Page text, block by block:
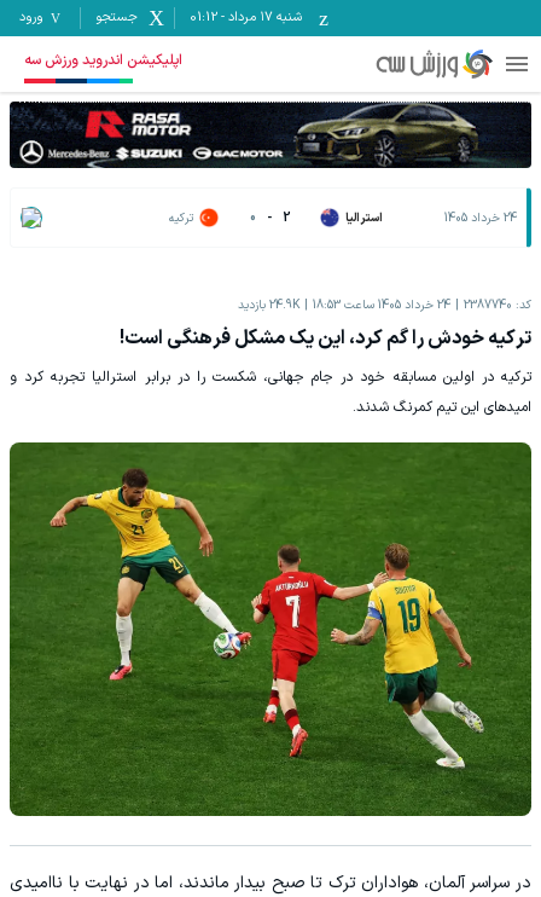
شنبه ۱۷ مرداد -
01:12 جستجو ورود
اپلیکیشن اندروید ورزش سه
24 خرداد 1405 استرالیا 2
-
0 ترکیه
کد: 2387740 24 خرداد 1405 ساعت 18:53 24.9K بازدید
ترکیه خودش را گم کرد، این یک مشکل فرهنگی است!
ترکیه در اولین مسابقه خود در جام جهانی، شکست را در برابر استرالیا تجربه کرد و
امیدهای این تیم کمرنگ شدند.
در سراسر آلمان، هواداران ترک تا صبح بیدار ماندند، اما در نهایت با ناامیدی